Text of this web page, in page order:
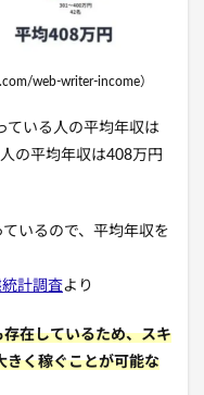
web-writer-income）
ている人の平均年収は
の平均年収は408万円
いるので、平均年収を
計調査より
在しているため、スキ
きく稼ぐことが可能な